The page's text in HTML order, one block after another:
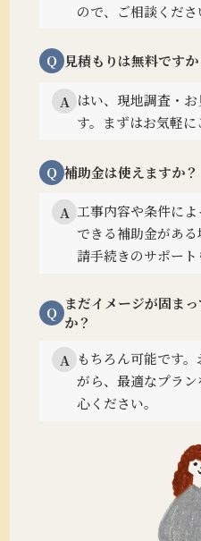
ので、ご相談くださ
Q 見積もりは無料ですか
A はい、現地調査・
す。まずはお気軽に
Q 補助金は使えますか？
A 工事内容や条件に
できる補助金がある
請手続きのサポート
Q
まだイメージが固ま
か？
A もちろん可能です。
がら、最適なプラ
心ください。